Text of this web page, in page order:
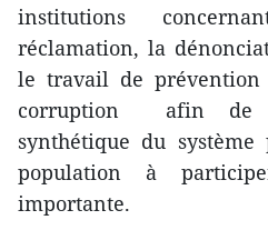
institutions
réclamation, la
le travail de
corruption afin de
synthétique du
population à
importante.